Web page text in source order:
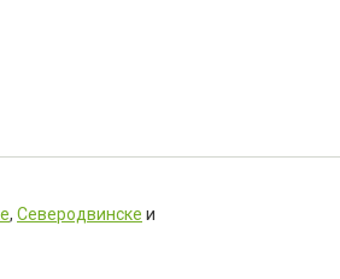
, Северодвинске и